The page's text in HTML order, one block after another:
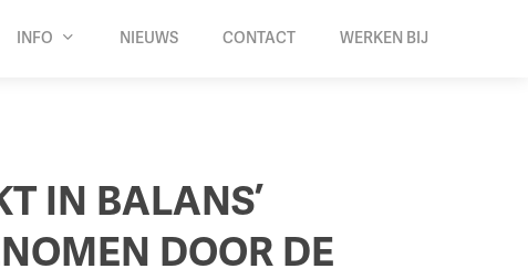
INFO NIEUWS CONTACT WERKEN BIJ
IN BALANS’
DOOR DE